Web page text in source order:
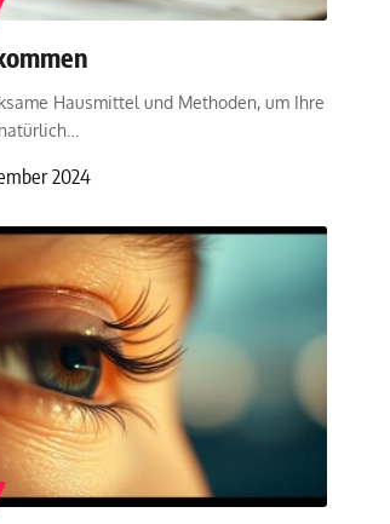
Hausmittel und Methoden, um Ihre
2024